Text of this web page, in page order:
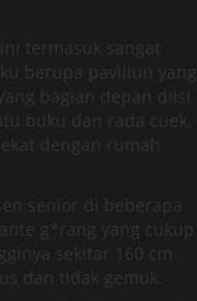
termasuk sangat
berupa paviliun yang
bagian depan diisi
buku dan rada cuek.
dengan rumah
senior di beberapa
g*rang yang cukup
sekitar 160 cm
dan tidak gemuk.